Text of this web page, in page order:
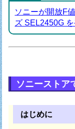
ソニーが開放F
ズ SEL2450G
ソニーストア
はじめに